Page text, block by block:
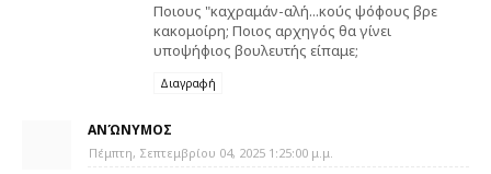
Ποιους "καχραμάν-αλή...κούς ψόφους βρε
κακομοίρη; Ποιος αρχηγός θα γίνει
υποψήφιος βουλευτής είπαμε;
Διαγραφή
ΑΝΏΝΥΜΟΣ
Πέμπτη, Σεπτεμβρίου 04, 2025 1:25:00 μ.μ.